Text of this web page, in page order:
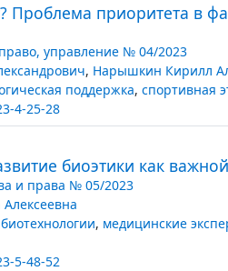
Проблема приоритета в
управление № 04/2023
, Нарышкин Кирилл
поддержка, спортивная
4-25-28
биоэтики как
и права № 05/2023
биотехнологии, медицинские
5-48-52